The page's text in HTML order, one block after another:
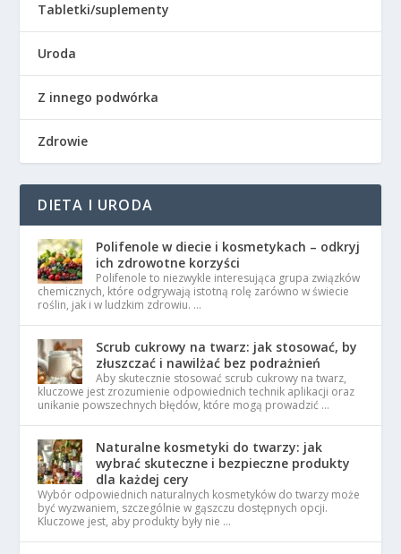
Tabletki/suplementy
Uroda
Z innego podwórka
Zdrowie
DIETA I URODA
Polifenole w diecie i kosmetykach – odkryj
ich zdrowotne korzyści
Polifenole to niezwykle interesująca grupa związków
chemicznych, które odgrywają istotną rolę zarówno w świecie
roślin, jak i w ludzkim zdrowiu. …
Scrub cukrowy na twarz: jak stosować, by
złuszczać i nawilżać bez podrażnień
Aby skutecznie stosować scrub cukrowy na twarz,
kluczowe jest zrozumienie odpowiednich technik aplikacji oraz
unikanie powszechnych błędów, które mogą prowadzić …
Naturalne kosmetyki do twarzy: jak
wybrać skuteczne i bezpieczne produkty
dla każdej cery
Wybór odpowiednich naturalnych kosmetyków do twarzy może
być wyzwaniem, szczególnie w gąszczu dostępnych opcji.
Kluczowe jest, aby produkty były nie …